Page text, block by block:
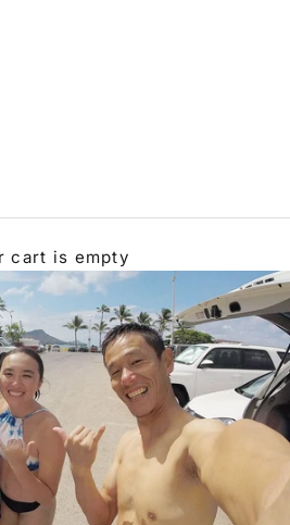
cart is empty